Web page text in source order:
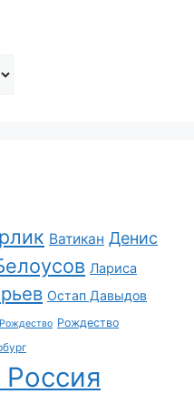
Ватикан Денис
Лариса
Остап Давыдов
Рождество Рождество